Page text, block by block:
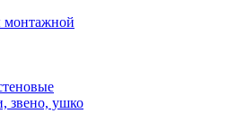
монтажной
звено, ушко